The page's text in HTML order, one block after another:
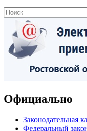
Официально
Законодательная
Федеральный